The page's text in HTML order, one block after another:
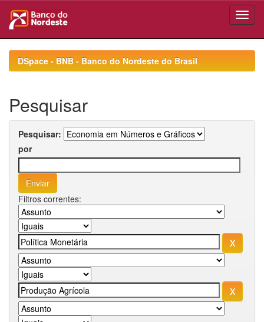
navigationDSpace - BNB - Banco do Nordeste do Brasil
Pesquisar
Pesquisar:
por
Filtros correntes: